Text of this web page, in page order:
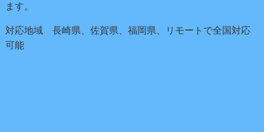
ます。
対応地域 長崎県、佐賀県、福岡県、リモートで全国対応
可能